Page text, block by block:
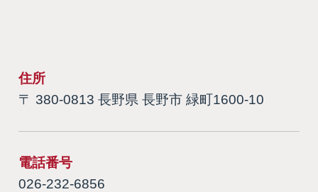
住所
〒 380-0813 長野県 長野市 緑町1600-10
電話番号
026-232-6856